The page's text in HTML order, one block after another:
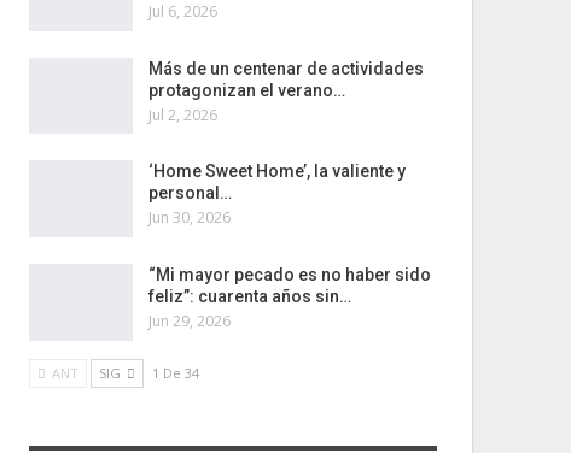
Jul 6, 2026
Más de un centenar de actividades
protagonizan el verano…
Jul 2, 2026
‘Home Sweet Home’, la valiente y
personal…
Jun 30, 2026
“Mi mayor pecado es no haber sido
feliz”: cuarenta años sin…
Jun 29, 2026
ANT SIG 1 De 34